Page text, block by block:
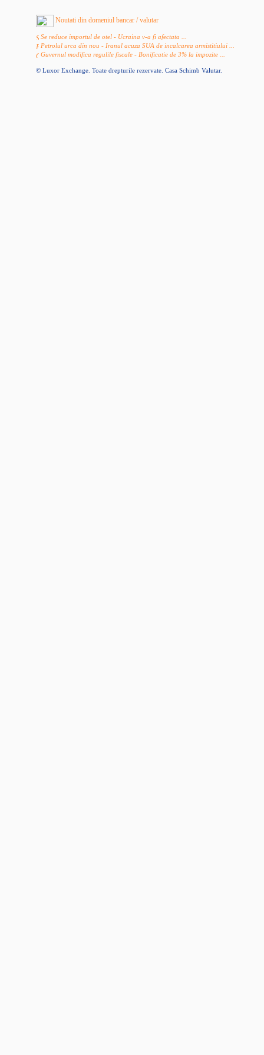
Noutati din domeniul bancar / valutar
Se reduce importul de otel - Ucraina v-a fi afectata ...
Petrolul urca din nou - Iranul acuza SUA de incalcarea armistitiului ...
Guvernul modifica regulile fiscale - Bonificatie de 3% la impozite ...
© Luxor Exchange. Toate drepturile rezervate. Casa Schimb Valutar.